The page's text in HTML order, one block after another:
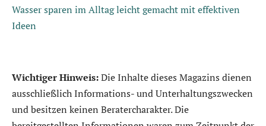
Wasser sparen im Alltag leicht gemacht mit effektiven
Ideen
Wichtiger Hinweis:Die Inhalte dieses Magazins dienen
ausschließlich Informations- und Unterhaltungszwecken
und besitzen keinen Beratercharakter. Die